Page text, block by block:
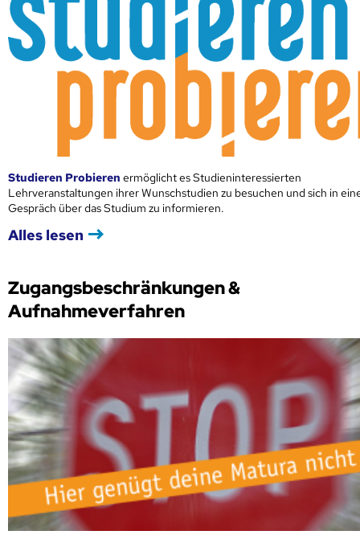
Studieren Probieren ermöglicht es Studieninteressierten
Lehrveranstaltungen ihrer Wunschstudien zu besuchen und sich in
Gespräch über das Studium zu informieren.
Alles lesen
Zugangsbeschränkungen &
Aufnahmeverfahren